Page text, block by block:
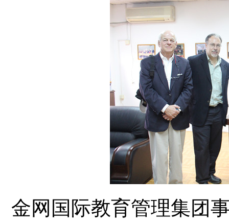
金网国际教育管理集团